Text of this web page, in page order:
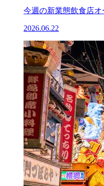
今週の新業態飲食店
2026.06.22